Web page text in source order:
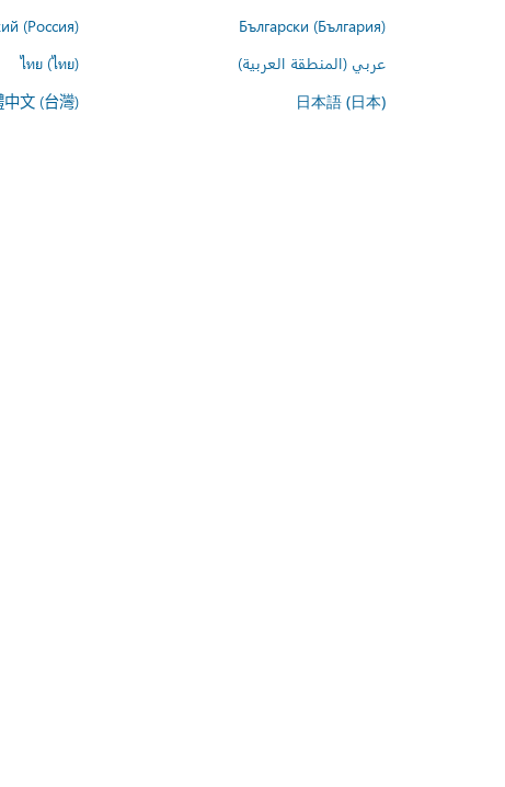
Български (България)
(Россия)
عربي (المنطقة العربية) ไทย (ไทย)
日本語 (日本)
文 (台灣)